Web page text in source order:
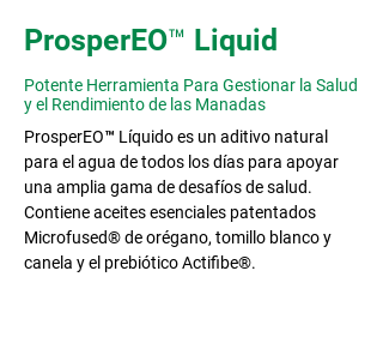
ProsperEO™ Liquid
Potente Herramienta Para Gestionar la Salud
y el Rendimiento de las Manadas
ProsperEO™ Líquido es un aditivo natural
para el agua de todos los días para apoyar
una amplia gama de desafíos de salud.
Contiene aceites esenciales patentados
Microfused® de orégano, tomillo blanco y
canela y el prebiótico Actifibe®.